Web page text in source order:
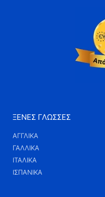
ΞΕΝΕΣ ΓΛΩΣΣΕΣ
ΑΓΓΛΙΚΑ
ΓΑΛΛΙΚΑ
ΙΤΑΛΙΚΑ
ΙΣΠΑΝΙΚΑ